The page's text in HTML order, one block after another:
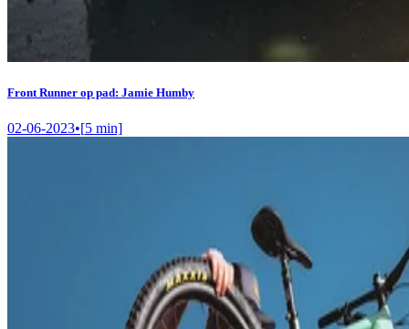
Front Runner op pad: Jamie Humby
02-06-2023•[5 min]